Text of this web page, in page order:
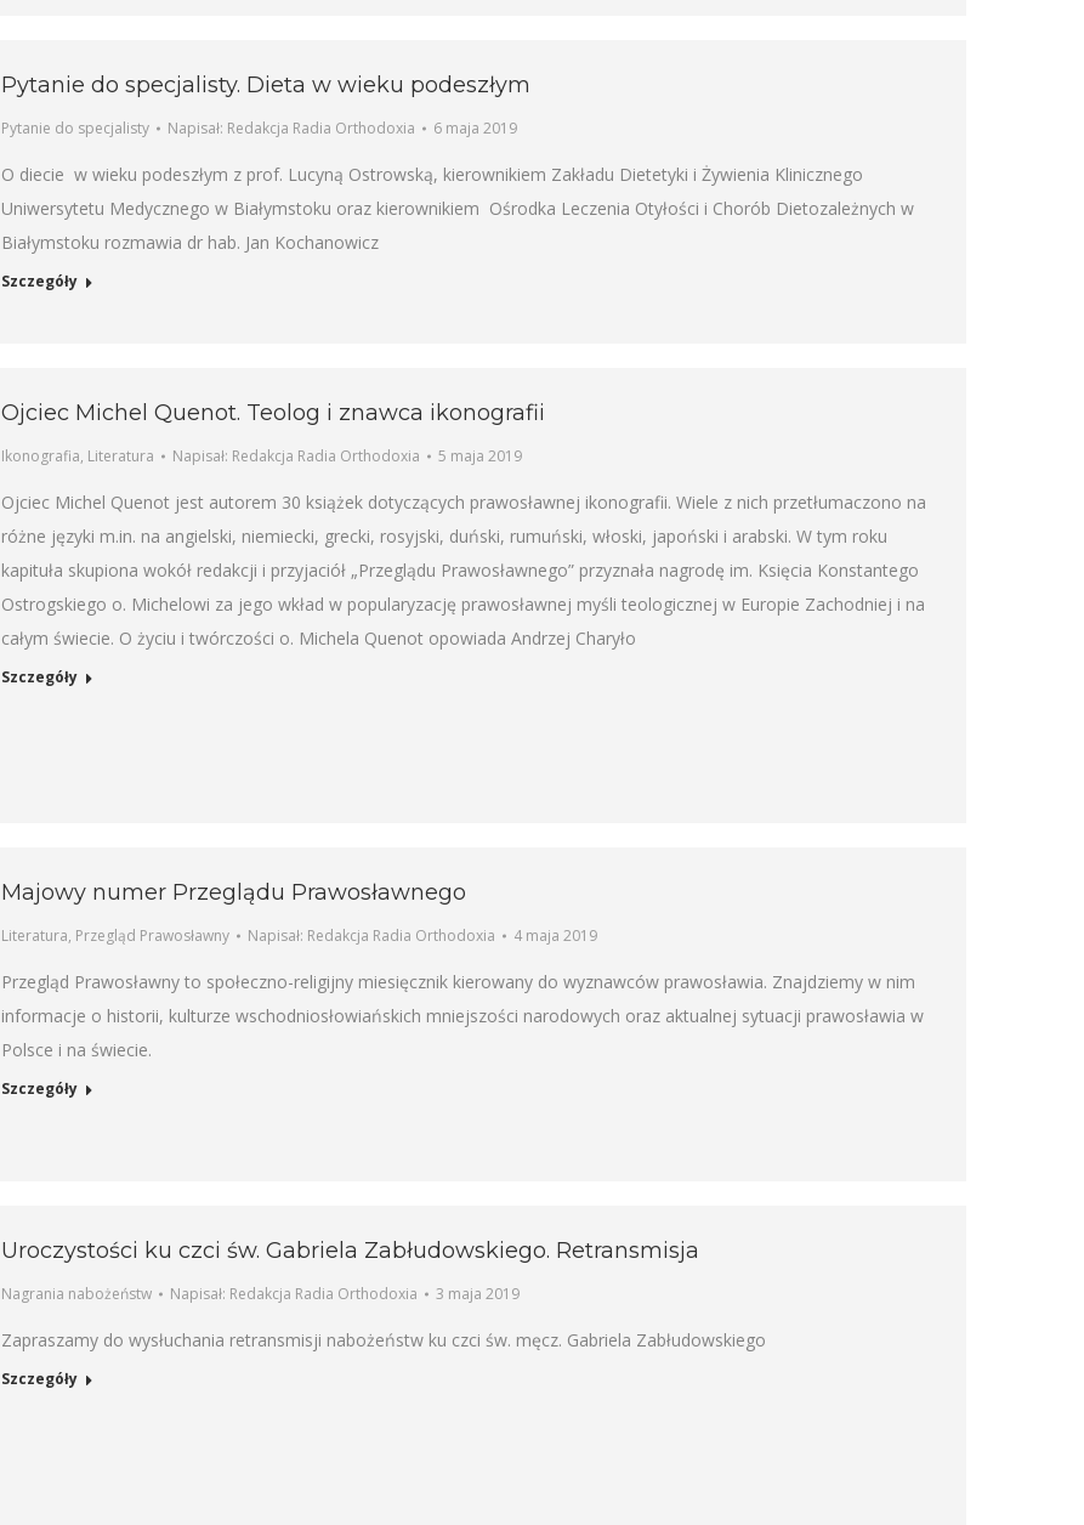
Pytanie do specjalisty. Dieta w wieku podeszłym
Pytanie do specjalisty Napisał: Redakcja Radia Orthodoxia 6 maja 2019
O diecie w wieku podeszłym z prof. Lucyną Ostrowską, kierownikiem Zakładu Dietetyki i Żywienia Klinicznego
Uniwersytetu Medycznego w Białymstoku oraz kierownikiem Ośrodka Leczenia Otyłości i Chorób Dietozależnych w
Białymstoku rozmawia dr hab. Jan Kochanowicz
Szczegóły
Ojciec Michel Quenot. Teolog i znawca ikonografii
Ikonografia, Literatura Napisał: Redakcja Radia Orthodoxia 5 maja 2019
Ojciec Michel Quenot jest autorem 30 książek dotyczących prawosławnej ikonografii. Wiele z nich przetłumaczono na
różne języki m.in. na angielski, niemiecki, grecki, rosyjski, duński, rumuński, włoski, japoński i arabski. W tym roku
kapituła skupiona wokół redakcji i przyjaciół „Przeglądu Prawosławnego” przyznała nagrodę im. Księcia Konstantego
Ostrogskiego o. Michelowi za jego wkład w popularyzację prawosławnej myśli teologicznej w Europie Zachodniej i na
całym świecie. O życiu i twórczości o. Michela Quenot opowiada Andrzej Charyło
Szczegóły
Majowy numer Przeglądu Prawosławnego
Literatura, Przegląd Prawosławny Napisał: Redakcja Radia Orthodoxia 4 maja 2019
Przegląd Prawosławny to społeczno-religijny miesięcznik kierowany do wyznawców prawosławia. Znajdziemy w nim
informacje o historii, kulturze wschodniosłowiańskich mniejszości narodowych oraz aktualnej sytuacji prawosławia w
Polsce i na świecie.
Szczegóły
Uroczystości ku czci św. Gabriela Zabłudowskiego. Retransmisja
Nagrania nabożeństw Napisał: Redakcja Radia Orthodoxia 3 maja 2019
Zapraszamy do wysłuchania retransmisji nabożeństw ku czci św. męcz. Gabriela Zabłudowskiego
Szczegóły